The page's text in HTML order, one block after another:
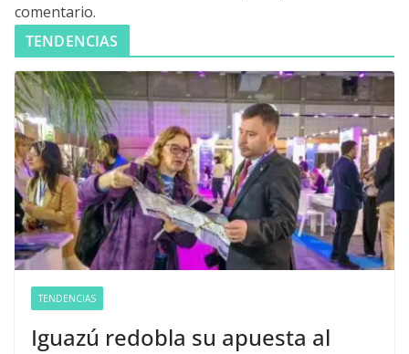
comentario.
TENDENCIAS
TENDENCIAS
Iguazú redobla su apuesta al